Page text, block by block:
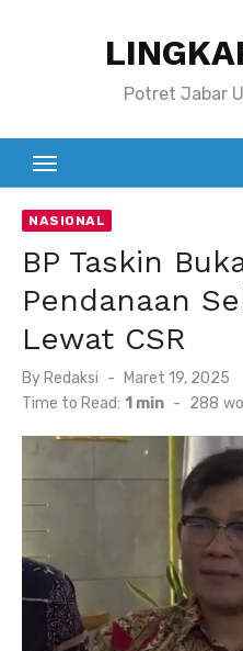
Potret Jabar
NASIONAL
BP Taskin
Pendanaan
Lewat CSR
By Redaksi
Posted
on
Maret 19, 2025
Time to Read: 1 min - 288